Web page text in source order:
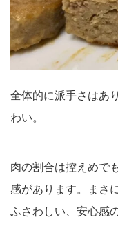
全体的に派手さはあ
わい。
肉の割合は控えめで
感があります。まさ
ふさわしい、安心感